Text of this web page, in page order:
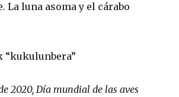
La luna asoma y el cárabo
“kukulunbera”
2020, Día mundial de las aves